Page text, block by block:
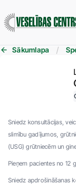
Sākumlapa
Sniedz konsultācijas,
slimību gadījumos,
(USG) grūtniecēm un
Pieņem pacientes no 12
Sniedz apdrošināšanas